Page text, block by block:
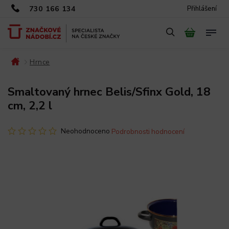
730 166 134 Přihlášení
Hrnce
Smaltovaný hrnec Belis/Sfinx Gold, 18
cm, 2,2 l
Neohodnoceno Podrobnosti hodnocení